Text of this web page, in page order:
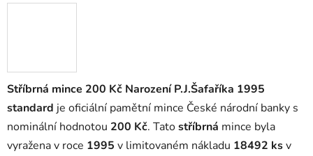
Stříbrná mince 200 Kč Narození P.J.Šafaříka 1995
standard je oficiální pamětní mince České národní banky s
nominální hodnotou 200 Kč. Tatostříbrná mince byla
vyražena v roce 1995 v limitovaném nákladu 18492 ksv